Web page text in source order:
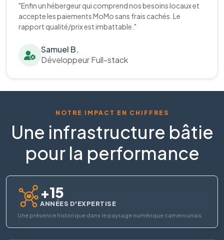
"Enfin un hébergeur qui comprend nos besoins locaux et
accepte les paiements MoMo sans frais cachés. Le
rapport qualité/prix est imbattable."
Samuel B.
Développeur Full-stack
NOTRE IMPACT EN CHIFFRES
Une infrastructure bâtie
pour la performance
+15
ANNÉES D'EXPERTISE
Une présence historique dans le paysage numérique camerounais.